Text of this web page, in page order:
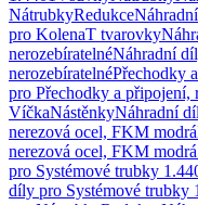
NátrubkyRedukce
pro KolenaT tvarovky
nerozebíratelnéNáhradní
nerozebíratelnéPřechodky
pro Přechodky a připojení,
VíčkaNástěnkyNáhradní
nerezová ocel, FKM modrá
nerezová ocel, FKM modrá
pro Systémové trubky
díly pro Systémové trubky